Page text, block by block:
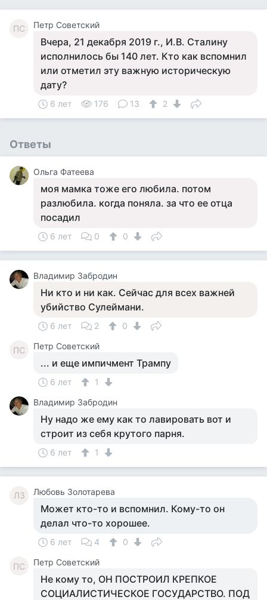
ПС Петр Советский
Вчера, 21 декабря 2019 г., И.В. Сталину
исполнилось бы 140 лет. Кто как вспомнил
или отметил эту важную историческую
дату?
6 лет 176 13 2
Ответы
Ольга Фатеева
моя мамка тоже его любила. потом
разлюбила. когда поняла. за что ее отца
посадил
6 лет 0 0
Владимир Забродин
Ни кто и ни как. Сейчас для всех важней
убийство Сулеймани.
6 лет 2 0
ПС Петр Советский
... и еще импичмент Трампу
6 лет
1
Владимир Забродин
Ну надо же ему как то лавировать вот и
строит из себя крутого парня.
6 лет 1
ЛЗ Любовь Золотарева
Может кто-то и вспомнил. Кому-то он
делал что-то хорошее.
6 лет 4 0
ПС Петр Советский
Не кому то, ОН ПОСТРОИЛ КРЕПКОЕ
СОЦИАЛИСТИЧЕСКОЕ ГОСУДАРСТВО. ПОД